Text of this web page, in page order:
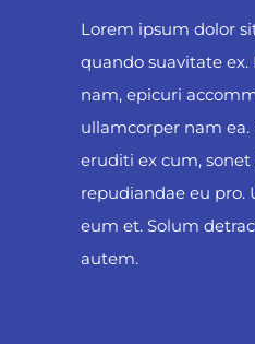
Lorem ipsum dolor
quando suavitate ex.
nam, epicuri
ullamcorper nam
eruditi ex cum, sonet
repudiandae eu pro.
eum et. Solum
autem.